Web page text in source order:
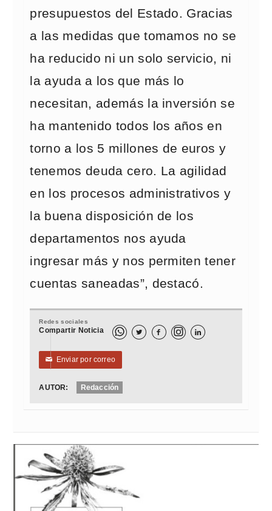
presupuestos del Estado. Gracias
a las medidas que tomamos no se
ha reducido ni un solo servicio, ni
la ayuda a los que más lo
necesitan, además la inversión se
ha mantenido todos los años en
torno a los 5 millones de euros y
tenemos deuda cero. La agilidad
en los procesos administrativos y
la buena disposición de los
departamentos nos ayuda
ingresar más y nos permiten tener
cuentas saneadas”, destacó.
Redes sociales
Compartir Noticia   
✉ Enviar por correo
AUTOR: Redacción